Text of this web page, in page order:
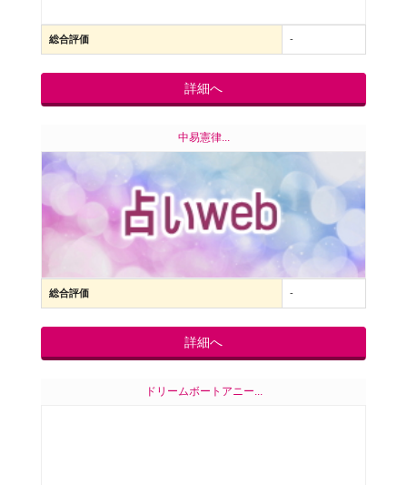
総合評価 -
詳細へ
中易憲律...
総合評価 -
詳細へ
ドリームボートアニー...